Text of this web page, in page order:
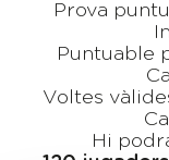
Prova
Puntuable
Voltes
Hi